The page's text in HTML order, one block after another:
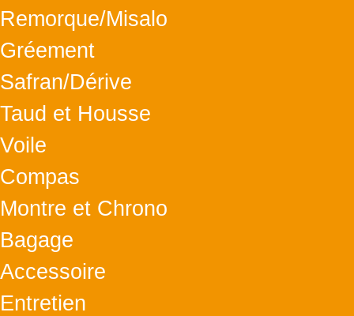
Remorque/Misalo
Gréement
Safran/Dérive
Taud et Housse
Voile
Compas
Montre et Chrono
Bagage
Accessoire
Entretien